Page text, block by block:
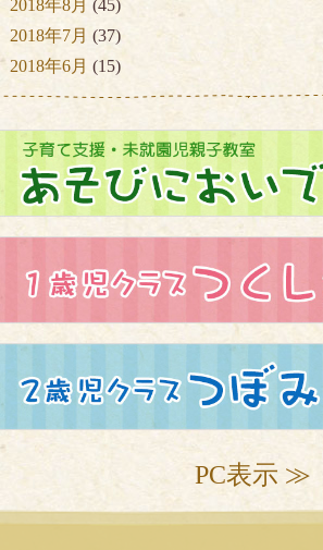
2018年8月 (45)
2018年7月 (37)
2018年6月 (15)
PC表示 ≫